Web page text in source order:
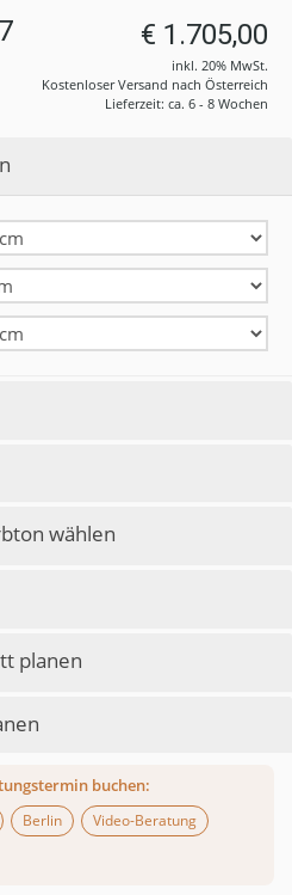
€ 1.705,00
inkl. 20% MwSt.
Kostenloser Versand nach Österreich
Lieferzeit: ca. 6 - 8 Wochen
wählen
planen
buchen:
Berlin
Video-Beratung